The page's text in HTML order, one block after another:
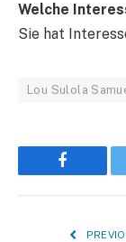
Welche
Sie hat
Lou Sulola
Facebook